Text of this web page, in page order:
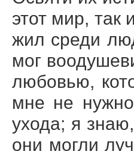
этот мир, так
жил среди
мог
любовью,
мне не
ухода; я
они могли